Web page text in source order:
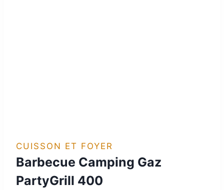
CUISSON ET FOYER
Barbecue Camping Gaz
PartyGrill 400